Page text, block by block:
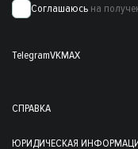
Соглашаюсь на
TelegramVKMAX
СПРАВКА
ЮРИДИЧЕСКАЯ